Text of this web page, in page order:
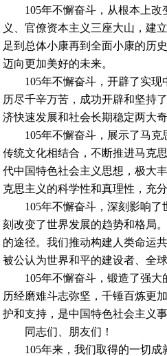
105年不懈奋斗，从根本上改
义、官僚资本主义三座大山，建
足到总体小康再到全面小康的历
迈向更加美好的未来。
105年不懈奋斗，开辟了实现
历尽千辛万苦，成功开辟和坚持
济快速发展和社会长期稳定两大
105年不懈奋斗，展示了马克
传统文化相结合，不断推进马克
代中国特色社会主义思想，极大
克思主义的科学性和真理性，充
105年不懈奋斗，深刻影响了
刻改变了世界发展的趋势和格局
的途径。我们推动构建人类命运
被公认为世界和平的建设者、全
105年不懈奋斗，锻造了强大的
历经磨难斗志弥坚，千锤百炼更
护和支持，是中国特色社会主义
同志们、朋友们！
105年来，我们取得的一切成